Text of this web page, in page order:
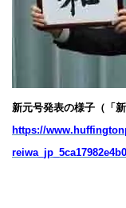
新元号発表の様子（「
https://